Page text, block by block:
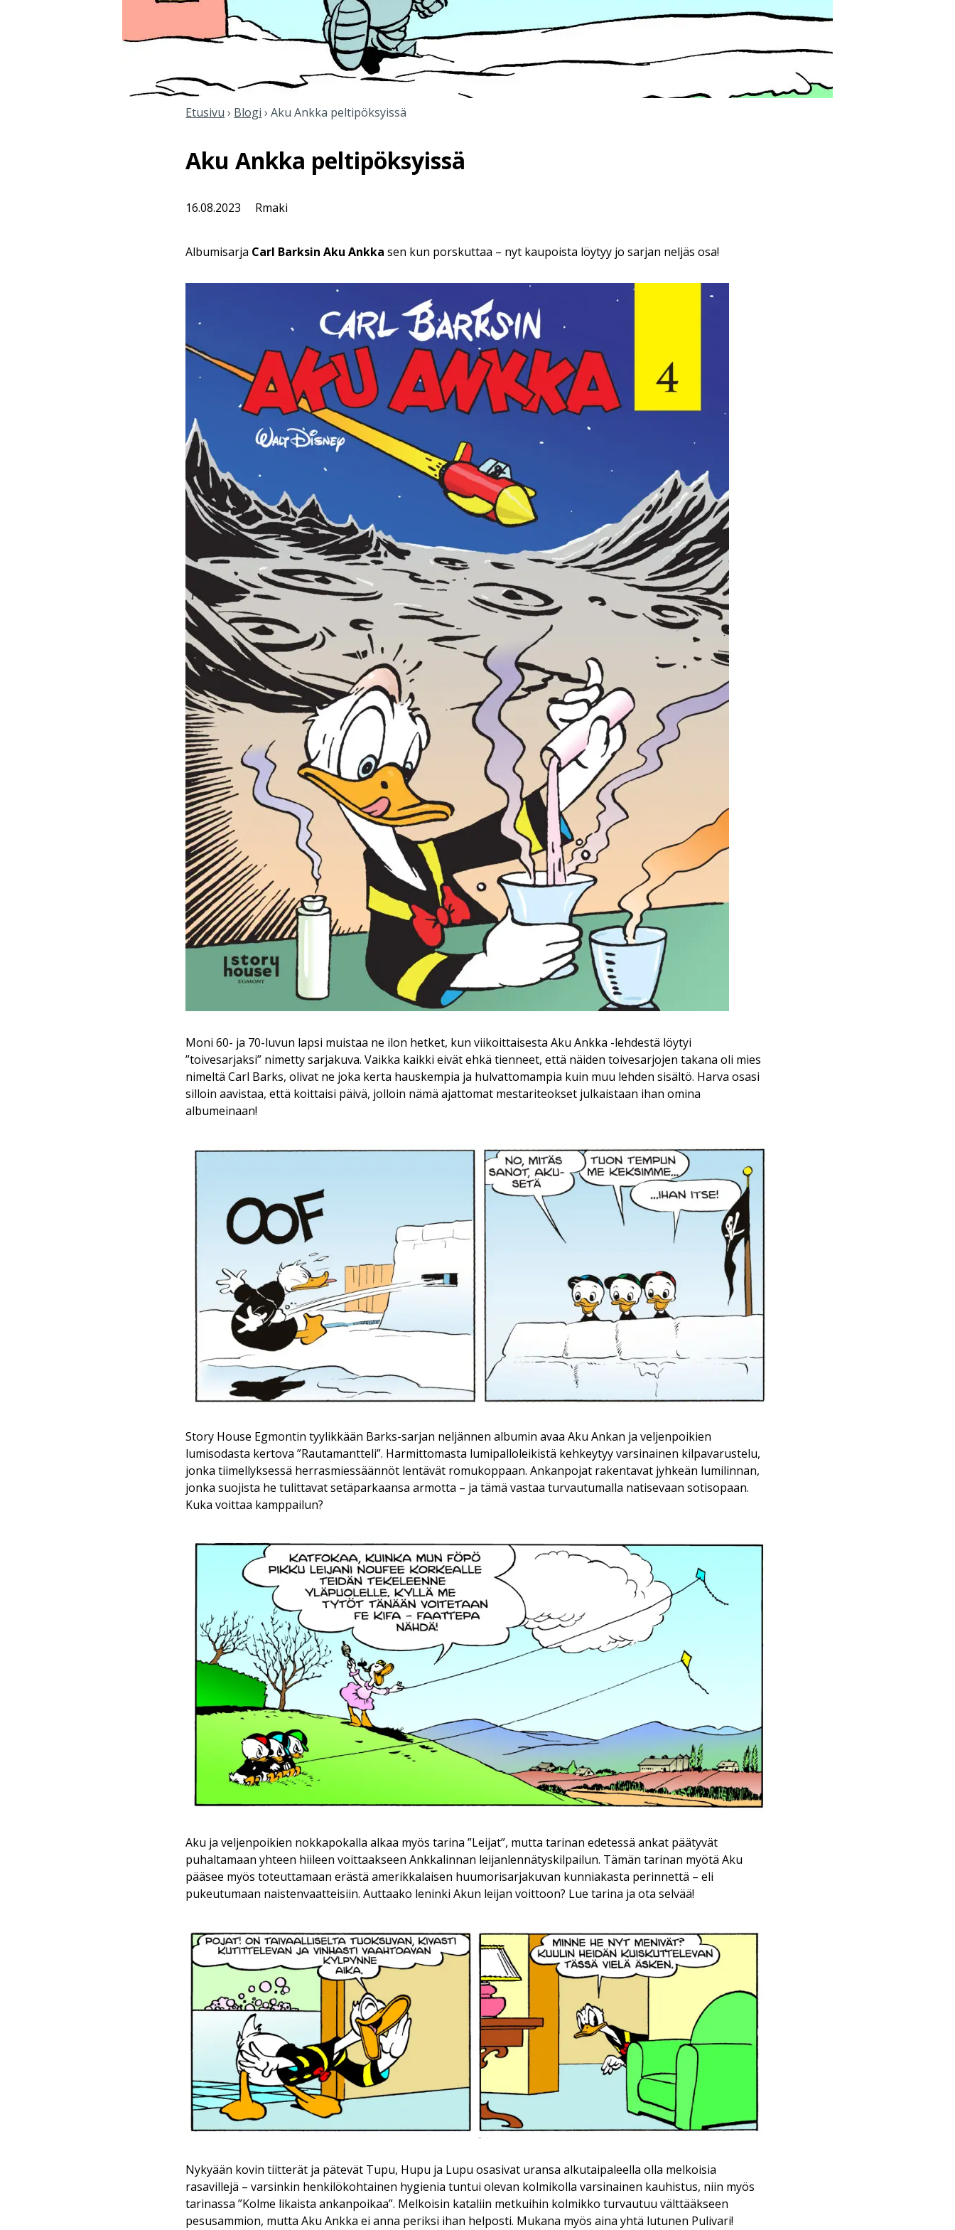
Etusivu › Blogi ›Aku Ankka peltipöksyissä
Aku Ankka peltipöksyissä
16.08.2023 Rmaki
Albumisarja Carl Barksin Aku Ankka sen kun porskuttaa – nyt kaupoista löytyy jo sarjan neljäs osa!
Moni 60- ja 70-luvun lapsi muistaa ne ilon hetket, kun viikoittaisesta Aku Ankka -lehdestä löytyi
”toivesarjaksi” nimetty sarjakuva. Vaikka kaikki eivät ehkä tienneet, että näiden toivesarjojen takana oli mies
nimeltä Carl Barks, olivat ne joka kerta hauskempia ja hulvattomampia kuin muu lehden sisältö. Harva osasi
silloin aavistaa, että koittaisi päivä, jolloin nämä ajattomat mestariteokset julkaistaan ihan omina
albumeinaan!
Story House Egmontin tyylikkään Barks-sarjan neljännen albumin avaa Aku Ankan ja veljenpoikien
lumisodasta kertova ”Rautamantteli”. Harmittomasta lumipalloleikistä kehkeytyy varsinainen kilpavarustelu,
jonka tiimellyksessä herrasmiessäännöt lentävät romukoppaan. Ankanpojat rakentavat jyhkeän lumilinnan,
jonka suojista he tulittavat setäparkaansa armotta – ja tämä vastaa turvautumalla natisevaan sotisopaan.
Kuka voittaa kamppailun?
Aku ja veljenpoikien nokkapokalla alkaa myös tarina ”Leijat”, mutta tarinan edetessä ankat päätyvät
puhaltamaan yhteen hiileen voittaakseen Ankkalinnan leijanlennätyskilpailun. Tämän tarinan myötä Aku
pääsee myös toteuttamaan erästä amerikkalaisen huumorisarjakuvan kunniakasta perinnettä – eli
pukeutumaan naistenvaatteisiin. Auttaako leninki Akun leijan voittoon? Lue tarina ja ota selvää!
Nykyään kovin tiitterät ja pätevät Tupu, Hupu ja Lupu osasivat uransa alkutaipaleella olla melkoisia
rasavillejä – varsinkin henkilökohtainen hygienia tuntui olevan kolmikolla varsinainen kauhistus, niin myös
tarinassa ”Kolme likaista ankanpoikaa”. Melkoisin kataliin metkuihin kolmikko turvautuu välttääkseen
pesusammion, mutta Aku Ankka ei anna periksi ihan helposti. Mukana myös aina yhtä lutunen Pulivari!